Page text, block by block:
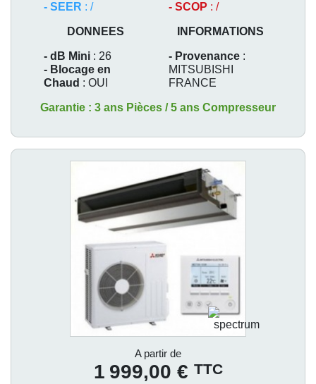
- SEER : / - SCOP : /
DONNEES
- dB Mini : 26
- Blocage en
Chaud : OUI
INFORMATIONS
- Provenance :
MITSUBISHI
FRANCE
Garantie : 3 ans Pièces / 5 ans Compresseur
A partir de
1 999,00 € TTC